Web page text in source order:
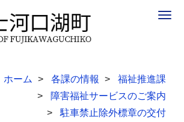
ホーム 各課の情報
福祉推進課
障害福祉サービスのご案内
駐車禁止除外標章の交付